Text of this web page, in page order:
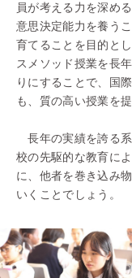
員が考える力を深め
意思決定能力を養う
育てることを目的と
スメソッド授業を長
りにすることで、国
も、質の高い授業を
長年の実績を誇る
校の先駆的な教育に
に、他者を巻き込み
いくことでしょう。